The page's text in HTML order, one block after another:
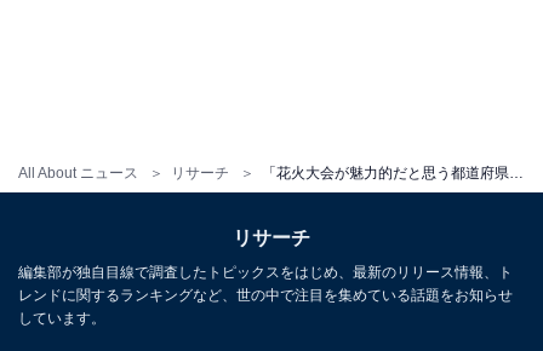
All About ニュース リサーチ 「花火大会が魅力的だと思う都道府県」ランキング！ 2位「東京都」、1位は？
リサーチ
編集部が独自目線で調査したトピックスをはじめ、最新のリリース情報、ト
レンドに関するランキングなど、世の中で注目を集めている話題をお知らせ
しています。